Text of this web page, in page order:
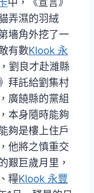
弄濕的羽絨
墻角外挖了一
有數Klook 永
劉良才赴濰縣
拜託給劉集村
廣饒縣的黨組
本身隨時能夠
夠是樓上住戶
他將之慎重交
艱巨歲月里，
糧Klook 永豐